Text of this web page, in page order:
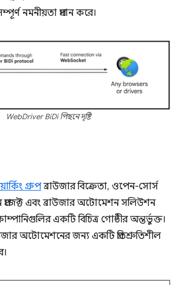
নমনীয়তা প্রদান করে।
WebDriver BiDi পিছনে দৃষ্টি
গ্রুপব্রাউজার বিক্রেতা, ওপেন-সোর্স
এবং ব্রাউজার অটোমেশন সলিউশন
একটি বিচিত্র গোষ্ঠীর অন্তর্ভুক্ত।
অটোমেশনের জন্য একটি প্রতিশ্রুতিশীল